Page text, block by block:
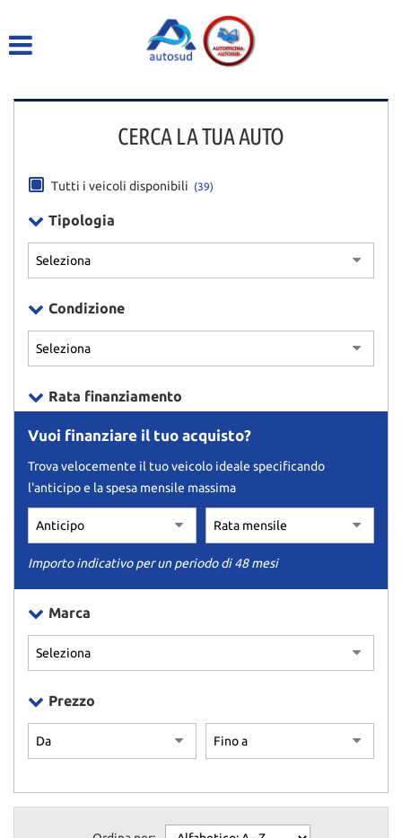
ASSISTENZA
CERCA LA TUA AUTO
Tutti i veicoli disponibili (39)
Tipologia
Condizione
Rata finanziamento
Vuoi finanziare il tuo acquisto?
Trova velocemente il tuo veicolo ideale specificando
l'anticipo e la spesa mensile massima
Importo indicativo per un periodo di 48 mesi
Marca
Prezzo